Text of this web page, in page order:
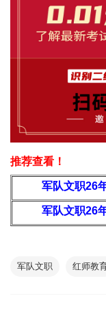
推荐查看！
军队文职26
军队文职26
军队文职 红师教